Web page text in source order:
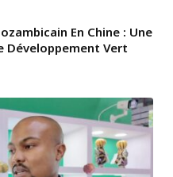
En Chine : Une
Développement Vert